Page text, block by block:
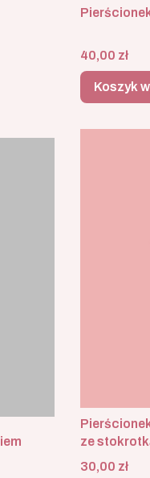
Cena
40,00 zł
Koszyk
ze
Cena
30,00 zł